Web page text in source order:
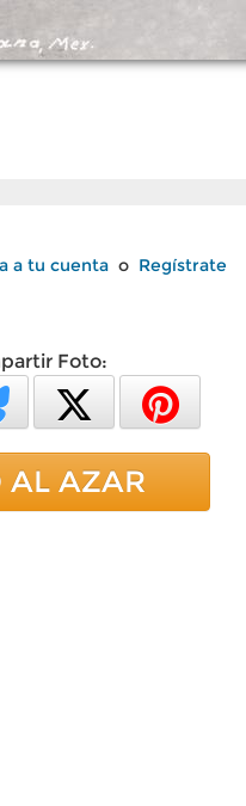
a tu cuenta o Regístrate
Foto:
AL AZAR